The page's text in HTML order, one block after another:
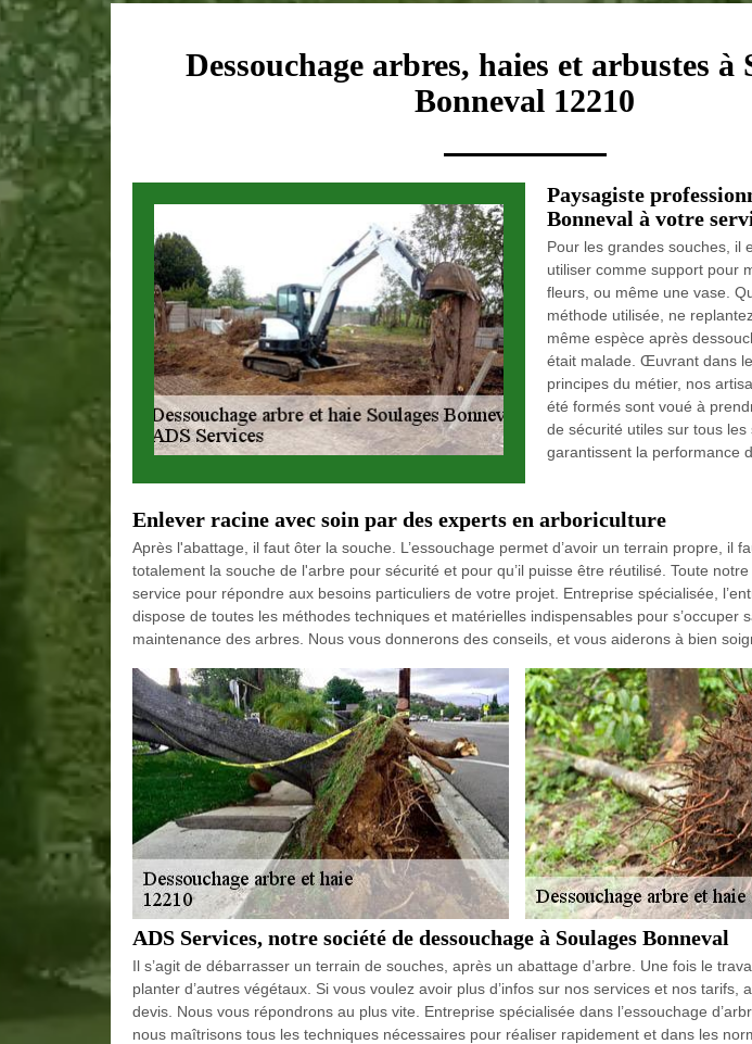
Dessouchage arbres, haies et arbustes à
Bonneval 12210
Paysagiste
Bonneval à votre
Pour les grandes souches, il
utiliser comme support pour
fleurs, ou même une vase.
méthode utilisée, ne
même espèce après
était malade. Œuvrant dans
principes du métier, nos
été formés sont voué à
de sécurité utiles sur tous les
garantissent la performance
Enlever racine avec soin par des experts en arboriculture
Après l'abattage, il faut ôter la souche. L’essouchage permet d’avoir un terrain propre, il
totalement la souche de l'arbre pour sécurité et pour qu’il puisse être réutilisé. Toute
service pour répondre aux besoins particuliers de votre projet. Entreprise spécialisée,
dispose de toutes les méthodes techniques et matérielles indispensables pour s’occuper
maintenance des arbres. Nous vous donnerons des conseils, et vous aiderons à bien
ADS Services, notre société de dessouchage à Soulages Bonneval
Il s’agit de débarrasser un terrain de souches, après un abattage d’arbre. Une fois le
planter d’autres végétaux. Si vous voulez avoir plus d’infos sur nos services et nos tarifs,
devis. Nous vous répondrons au plus vite. Entreprise spécialisée dans l’essouchage
nous maîtrisons tous les techniques nécessaires pour réaliser rapidement et dans les